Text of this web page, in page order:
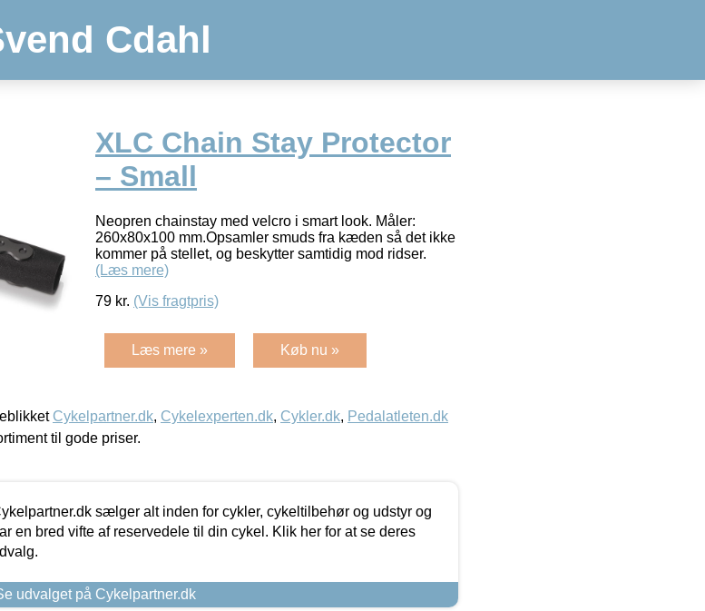
Cdahl
XLC Chain Stay Protector
– Small
Neopren chainstay med velcro i smart look. Måler:
260x80x100 mm.Opsamler smuds fra kæden så det ikke
kommer på stellet, og beskytter samtidig mod ridser.
(Læs mere)
79 kr. (Vis fragtpris)
Læs mere » Køb nu »
Cykelpartner.dk, Cykelexperten.dk, Cykler.dk, Pedalatleten.dk
til gode priser.
sælger alt inden for cykler, cykeltilbehør og udstyr og
en bred vifte af reservedele til din cykel. Klik her for at se deres
udvalget på Cykelpartner.dk